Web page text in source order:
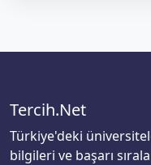
Tercih.Net
Türkiye'deki
bilgileri ve başarı